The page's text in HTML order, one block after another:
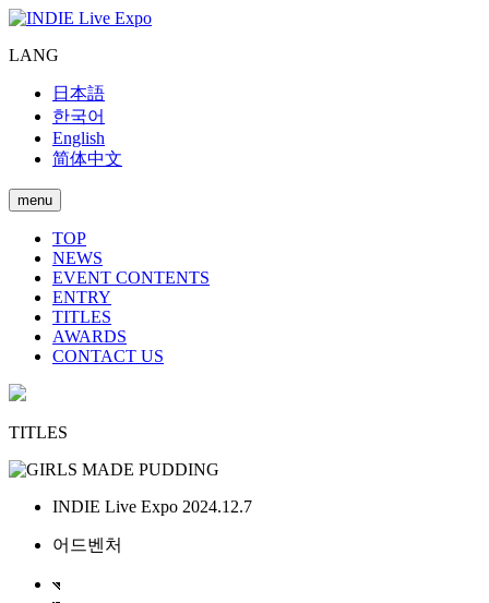
LANG
日本語
한국어
English
简体中文
menu
TOP
NEWS
EVENT CONTENTS
ENTRY
TITLES
AWARDS
CONTACT US
TITLES
INDIE Live Expo 2024.12.7
어드벤처